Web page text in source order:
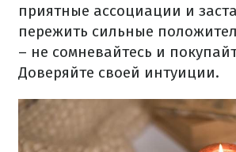
приятные ассоциации и
пережить сильные
– не сомневайтесь и
Доверяйте своей интуиции.